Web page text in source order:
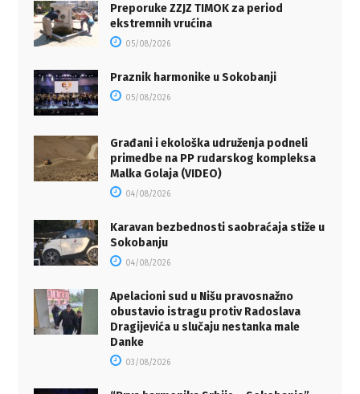
Preporuke ZZJZ TIMOK za period
ekstremnih vrućina
05/08/2026
Praznik harmonike u Sokobanji
05/08/2026
Građani i ekološka udruženja podneli
primedbe na PP rudarskog kompleksa
Malka Golaja (VIDEO)
04/08/2026
Karavan bezbednosti saobraćaja stiže u
Sokobanju
04/08/2026
Apelacioni sud u Nišu pravosnažno
obustavio istragu protiv Radoslava
Dragijevića u slučaju nestanka male
Danke
03/08/2026